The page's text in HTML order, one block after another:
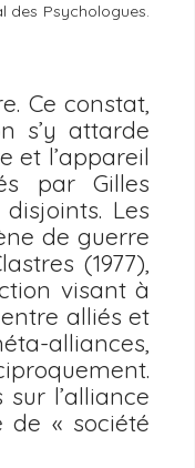
des Psychologues.
Ce constat,
s’y attarde
et l’appareil
par Gilles
Les
de guerre
(1977),
visant à
alliés et
alliances,
l’alliance
de « société